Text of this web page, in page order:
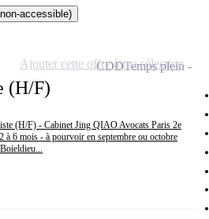
accessible)
(H/F)
(H/F) - Cabinet Jing QIAO Avocats Paris 2e
à 6 mois - à pourvoir en septembre ou octobre
CDDTemps plein
Ajouter cette offre à ma sélection